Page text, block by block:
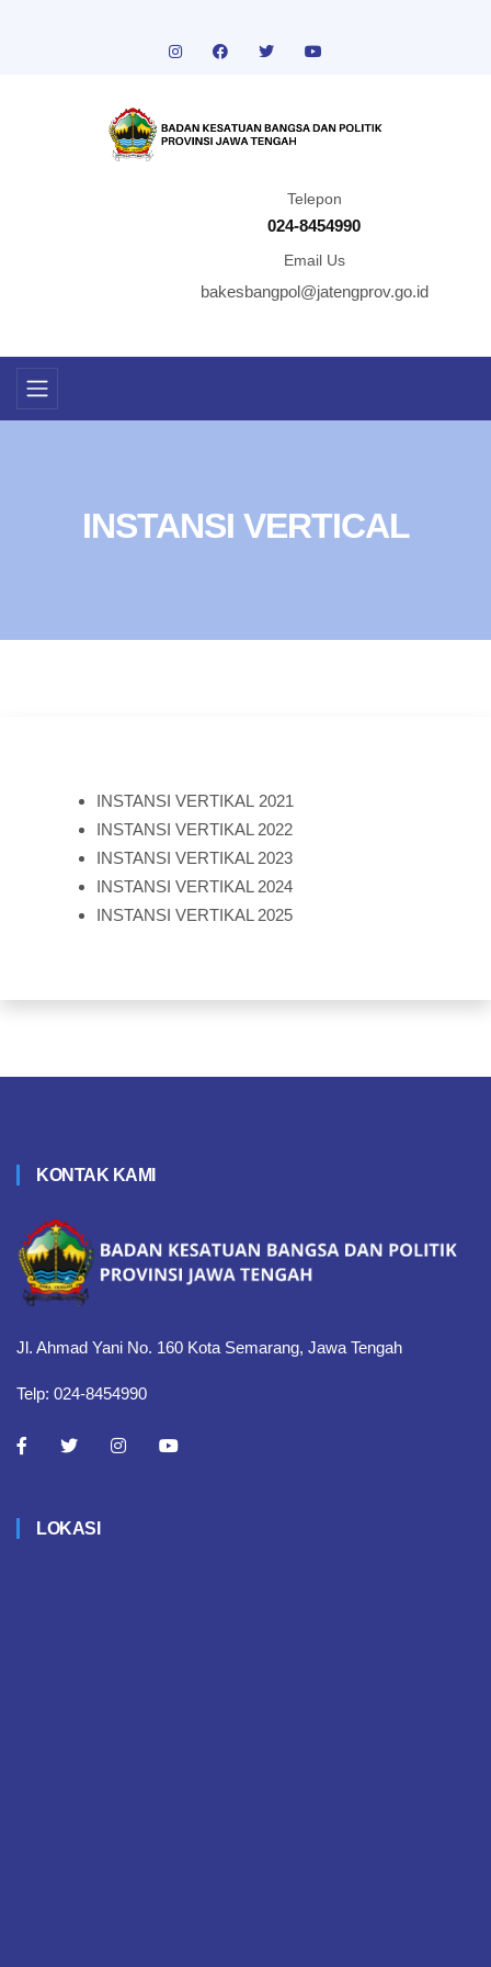
Telepon
024-8454990
Email Us
bakesbangpol@jatengprov.go.id
INSTANSI VERTICAL
INSTANSI VERTIKAL 2021
INSTANSI VERTIKAL 2022
INSTANSI VERTIKAL 2023
INSTANSI VERTIKAL 2024
INSTANSI VERTIKAL 2025
KONTAK KAMI
Jl. Ahmad Yani No. 160 Kota Semarang, Jawa Tengah
Telp: 024-8454990
LOKASI